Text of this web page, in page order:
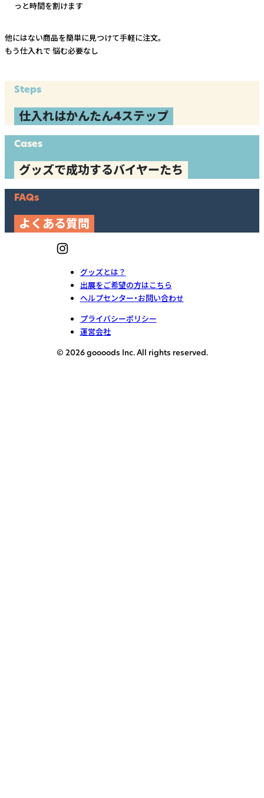
っと時間を割けます
他にはない商品を簡単に見つけて手軽に注文。
もう仕入れで 悩む必要なし
Steps
仕入れはかんたん4ステップ
Cases
グッズで成功するバイヤーたち
FAQs
よくある質問
グッズとは？
出展をご希望の方はこちら
ヘルプセンター・お問い合わせ
プライバシーポリシー
運営会社
© 2026 goooods Inc. All rights reserved.